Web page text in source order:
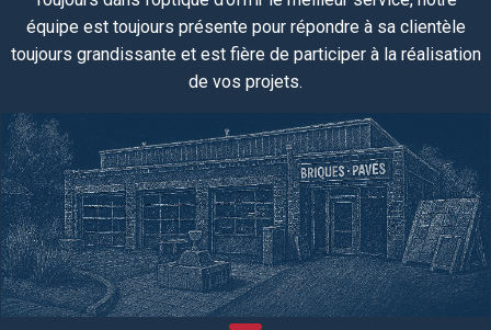
équipe est toujours présente pour répondre à sa clientèle
toujours grandissante et est fière de participer à la réalisation
de vos projets.